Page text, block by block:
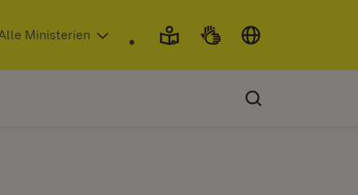
neuem Fenster)
Ministerien